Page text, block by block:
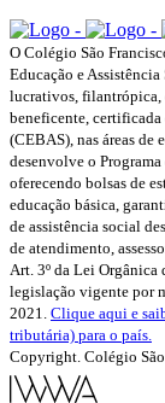
O Colégio São
Educação e
lucrativos, filantrópica,
beneficente,
(CEBAS), nas áreas de
desenvolve o
oferecendo bolsas de
educação básica,
de assistência social
de atendimento,
Art. 3º da Lei Orgânica
legislação vigente por
2021. Clique aqui e
tributária) para o país.
Copyright. Colégio